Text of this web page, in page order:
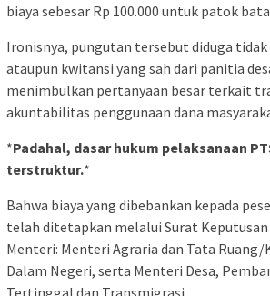
biaya sebesar Rp 100.000 untuk patok
Ironisnya, pungutan tersebut diduga
ataupun kwitansi yang sah dari panitia
menimbulkan pertanyaan besar terkait
akuntabilitas penggunaan dana
*Padahal, dasar hukum pelaksanaan
terstruktur.*
Bahwa biaya yang dibebankan kepada
telah ditetapkan melalui Surat Keputusan
Menteri: Menteri Agraria dan Tata Ruang/
Dalam Negeri, serta Menteri Desa,
Tertinggal dan Transmigrasi.